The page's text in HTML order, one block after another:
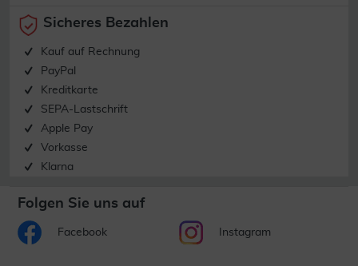
Sicheres Bezahlen
Kauf auf Rechnung
PayPal
Kreditkarte
SEPA-Lastschrift
Apple Pay
Vorkasse
Klarna
Folgen Sie uns auf
Facebook Instagram